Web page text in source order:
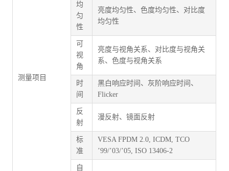
测量项目
均
匀
性
亮度均匀性、色度均匀性、对比度
均匀性
可
视
角
亮度与视角关系、对比度与视角关
系、色度与视角关系
时
间
黑白响应时间、灰阶响应时间、
Flicker
反
射
漫反射、镜面反射
标
准
VESA FPDM 2.0, ICDM, TCO
’99/’03/’05, ISO 13406-2
自